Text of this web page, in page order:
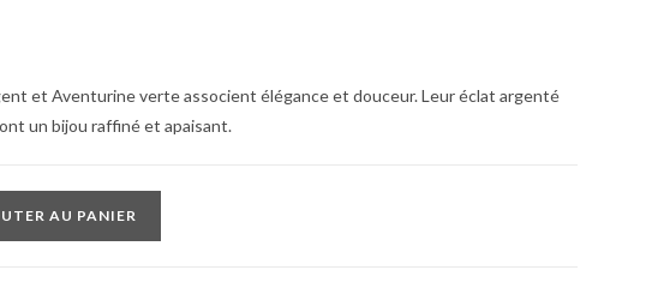
et Aventurine verte associent élégance et douceur. Leur éclat argenté
un bijou raffiné et apaisant.
AU PANIER